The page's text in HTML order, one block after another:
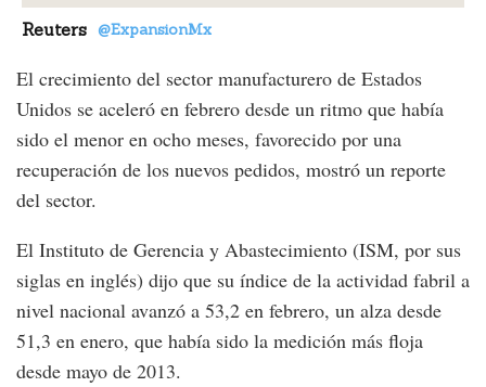
Reuters @ExpansionMx
El crecimiento del sector manufacturero de Estados
Unidos se aceleró en febrero desde un ritmo que había
sido el menor en ocho meses, favorecido por una
recuperación de los nuevos pedidos, mostró un reporte
del sector.
El Instituto de Gerencia y Abastecimiento (ISM, por sus
siglas en inglés) dijo que su índice de la actividad fabril a
nivel nacional avanzó a 53,2 en febrero, un alza desde
51,3 en enero, que había sido la medición más floja
desde mayo de 2013.